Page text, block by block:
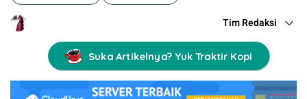
Tim Redaksi
Suka Artikelnya? Yuk Traktir Kopi